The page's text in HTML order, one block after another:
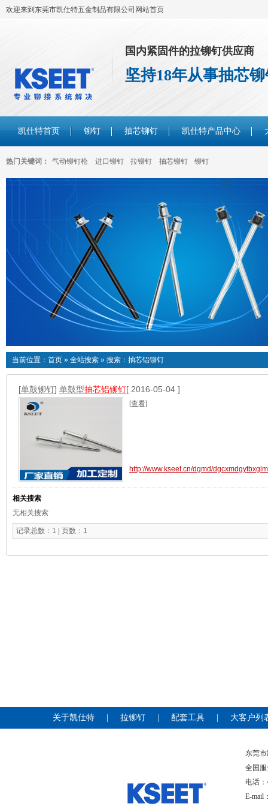
欢迎来到东莞市凯仕特五金制品有限公司网站首页
国内紧固件的拉铆钉供应商
坚持18年从事抽芯
凯仕特首页 铆钉 抽芯铆钉 凯仕特产品中心
热门关键词： 气动铆钉枪 进口铆钉 拉铆钉 抽芯铆钉 铆钉
当前位置： 首页 » 全站搜索 » 搜索：抽芯铝铆钉
[单鼓铆钉] 单鼓型抽芯铝铆钉[ 2016-05-04 ]
[查看]
http://www.kseet.cn/dgmd/
相关搜索
无相关搜索
记录总数：1 | 页数：1
关于凯仕特 拉铆钉 配套工具 大客户列
东莞
全国
电话：
E-